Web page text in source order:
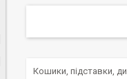
Кошики, підставки,